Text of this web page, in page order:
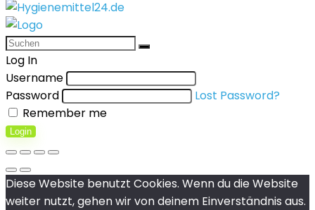
Log In
Username
Password
Lost Password?
Remember me
Login
Diese Website benutzt Cookies. Wenn du die Website
weiter nutzt, gehen wir von deinem Einverständnis aus.